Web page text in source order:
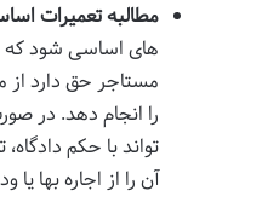
مطالبه تعمیرات
های اساسی شود که
مستاجر حق دارد از
را انجام دهد. در
تواند با حکم
آن را از اجاره بها